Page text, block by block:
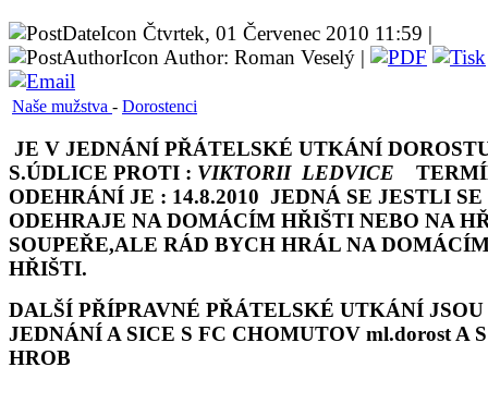
Čtvrtek, 01 Červenec 2010 11:59 |
Author: Roman Veselý |
Naše mužstva - Dorostenci
JE V JEDNÁNÍ PŘÁTELSKÉ UTKÁNÍ
S.ÚDLICE PROTI : VIKTORII LEDVICE
ODEHRÁNÍ JE : 14.8.2010 JEDNÁ SE JESTLI SE
ODEHRAJE NA DOMÁCÍM HŘIŠTI NEBO NA
SOUPEŘE,ALE RÁD BYCH HRÁL NA
HŘIŠTI.
DALŠÍ PŘÍPRAVNÉ PŘÁTELSKÉ UTKÁNÍ JSOU
JEDNÁNÍ A SICE S FC CHOMUTOV ml.dorost A
HROB